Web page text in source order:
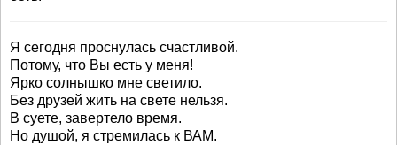
Я сегодня проснулась счастливой.
Потому, что Вы есть у меня!
Ярко солнышко мне светило.
Без друзей жить на свете нельзя.
В суете, завертело время.
Но душой, я стремилась к ВАМ.